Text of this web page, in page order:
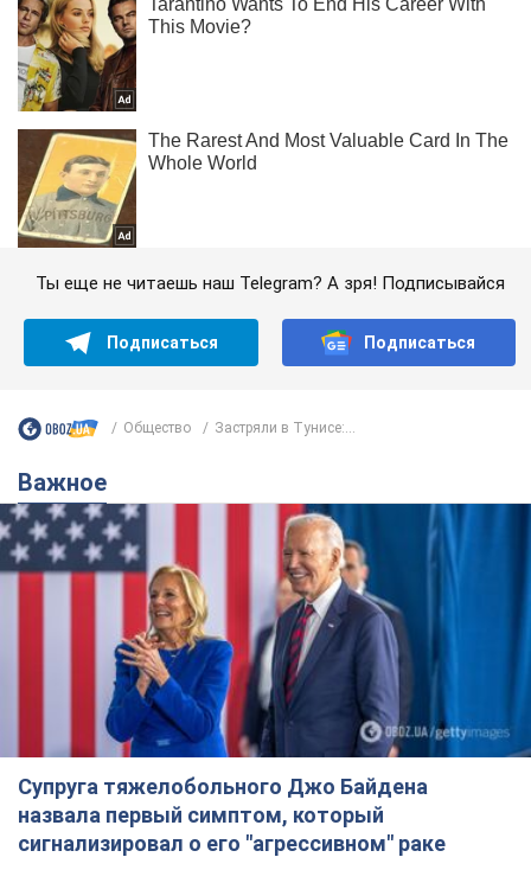
Ты еще не читаешь наш Telegram? А зря! Подписывайся
Подписаться Подписаться
Общество Застряли в Тунисе:...
Важное
Супруга тяжелобольного Джо Байдена
назвала первый симптом, который
сигнализировал о его "агрессивном" раке